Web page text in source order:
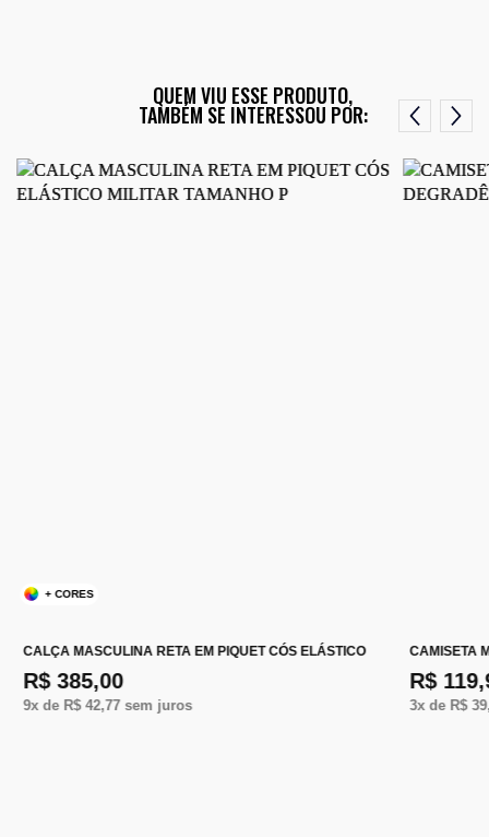
QUEM VIU ESSE PRODUTO,
TAMBÉM SE INTERESSOU POR:
+ CORES
CALÇA MASCULINA RETA EM PIQUET CÓS ELÁSTICO
R$ 385,00
9x de R$ 42,77sem juros
CAMISETA
R$
3x de R$